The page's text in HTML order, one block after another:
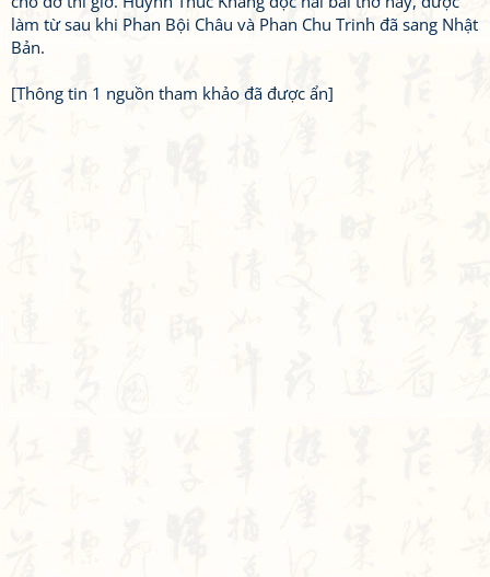
làm từ sau khi Phan Bội Châu và Phan Chu Trinh đã sang Nhật
Bản.
[Thông tin 1 nguồn tham khảo đã được ẩn]